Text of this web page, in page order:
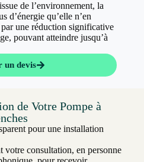
de l’environnement, la
d’énergie qu’elle n’en
une réduction significative
pouvant atteindre jusqu’à
un devis
de Votre Pompe à
pour une installation
votre consultation, en personne